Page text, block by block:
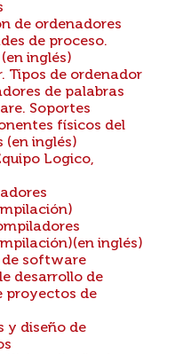
de ordenadores
de proceso.
inglés)
Tipos de ordenador
de palabras
Soportes
físicos del
(en inglés)
Logico,
inglés)
de software
desarrollo de
proyectos de
y diseño de